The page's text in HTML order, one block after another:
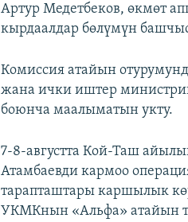
Артур Медетбеков, өкмөт
кырдаалдар бөлүмүн
Комиссия атайын
жана ички иштер
боюнча маалыматын укту.
7-8-августта Кой-Таш
Атамбаевди кармоо
тарапташтары каршылык
УКМКнын «Альфа» атайын